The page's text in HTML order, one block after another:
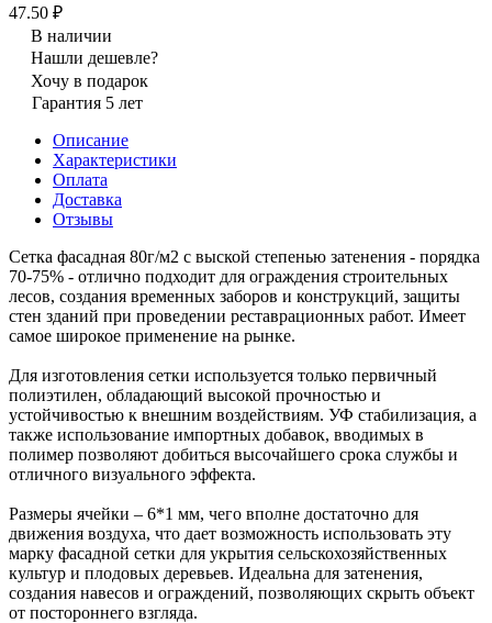
47.50 ₽
В наличии
Нашли дешевле?
Хочу в подарок
Гарантия 5 лет
Описание
Характеристики
Оплата
Доставка
Отзывы
Сетка фасадная 80г/м2 с выской степенью затенения - порядка
70-75% - отлично подходит для ограждения строительных
лесов, создания временных заборов и конструкций, защиты
стен зданий при проведении реставрационных работ. Имеет
самое широкое применение на рынке.
Для изготовления сетки используется только первичный
полиэтилен, обладающий высокой прочностью и
устойчивостью к внешним воздействиям. УФ стабилизация, а
также использование импортных добавок, вводимых в
полимер позволяют добиться высочайшего срока службы и
отличного визуального эффекта.
Размеры ячейки – 6*1 мм, чего вполне достаточно для
движения воздуха, что дает возможность использовать эту
марку фасадной сетки для укрытия сельскохозяйственных
культур и плодовых деревьев. Идеальна для затенения,
создания навесов и ограждений, позволяющих скрыть объект
от постороннего взгляда.